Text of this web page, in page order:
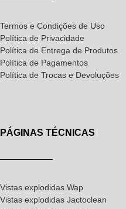
Termos e Condições de Uso
Política de Privacidade
Política de Entrega de Produtos
Política de Pagamentos
Política de Trocas e Devoluções
PÁGINAS TÉCNICAS
Vistas explodidas Wap
Vistas explodidas Jactoclean